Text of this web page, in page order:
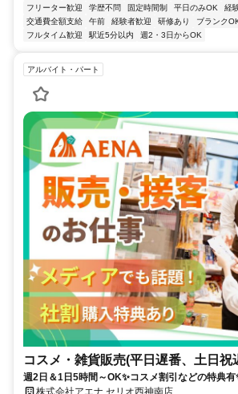
フリーター歓迎
学歴不問 固定時間制 平日のみOK 経
交通費全額支給
午前 経験者歓迎 研修あり ブランク
フルタイム歓迎
駅近5分以内 週2・3日からOK
アルバイト・パート
コスメ・雑貨販売(平日遅番、土日祝
週2日＆1日5時間～OK✨コスメ割引などの特典有
株式会社アエナ セリオ西神南店